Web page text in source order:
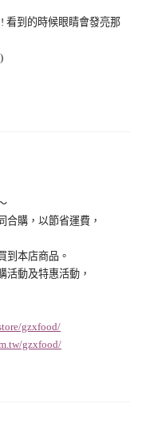
到的時候眼睛會發亮那
合購，以節省運費，
到本店商品。
活動及特惠活動，
gzxfood/
gzxfood/